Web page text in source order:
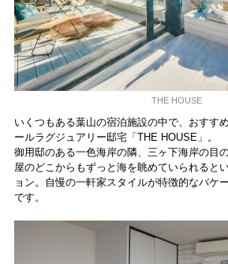
THE HOUSE
いくつもある葉山の宿泊施設の中で、おすす
ールラグジュアリー邸宅「THE HOUSE」。
御用邸のある一色海岸の隣、三ヶ下海岸の目
屋のどこからもずっと海を眺めていられると
ョン。自慢の一軒家スタイルが特徴的なバケ
です。